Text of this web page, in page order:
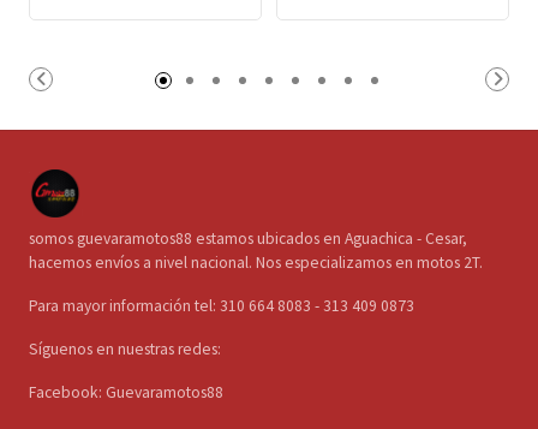
somos guevaramotos88 estamos ubicados en Aguachica - Cesar,
hacemos envíos a nivel nacional. Nos especializamos en motos 2T.
Para mayor información tel: 310 664 8083 - 313 409 0873
Síguenos en nuestras redes:
Facebook: Guevaramotos88